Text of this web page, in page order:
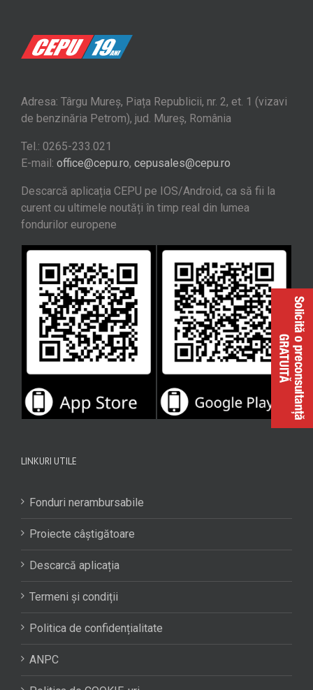
Adresa: Târgu Mureș, Piața Republicii, nr. 2, et. 1 (vizavi
de benzinăria Petrom), jud. Mureș, România
Tel.: 0265-233.021
E-mail: office@cepu.ro, cepusales@cepu.ro
Descarcă aplicația CEPU pe IOS/Android, ca să fii la
curent cu ultimele noutăți în timp real din lumea
fondurilor europene
LINKURI UTILE
Fonduri nerambursabile
Proiecte câștigătoare
Descarcă aplicația
Termeni și condiții
Politica de confidențialitate
ANPC